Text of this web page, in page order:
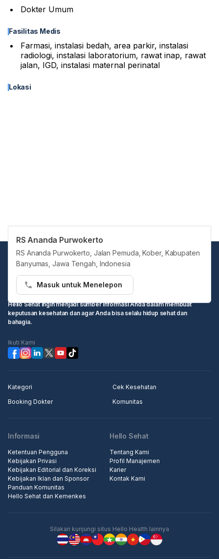
Dokter Umum
Fasilitas Medis
Farmasi, instalasi bedah, area parkir, instalasi
radiologi, instalasi laboratorium, rawat inap, rawat
jalan, IGD, instalasi maternal perinatal
Lokasi
RS Ananda Purwokerto
RS Ananda Purwokerto, Jalan Pemuda, Kober, Kabupaten
Banyumas, Jawa Tengah, Indonesia
Masuk untuk Menelepon
Hello Sehat ingin menjadi sumber informasi Anda dalam membuat
keputusan kesehatan dan agar Anda bisa selalu hidup sehat dan
bahagia.
Ikuti Kami
Kategori
Cek Kesehatan
Booking Dokter
Komunitas
Informasi
Ketentuan Pengguna
Kebijakan Privasi
Kebijakan Editorial dan Koreksi
Kebijakan Iklan dan Sponsor
Panduan Komunitas
Hello Sehat dan Kemenkes
Hello Sehat
Tentang Kami
Profil Manajemen
Karier
Kontak Kami
Silakan kunjungi situs Hello Health lainnya